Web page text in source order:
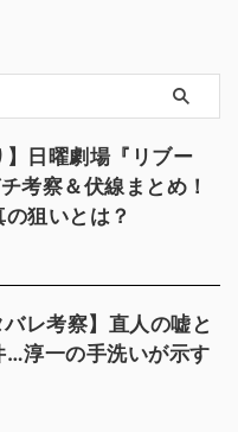
】日曜劇場『リブー
考察＆伏線まとめ！
狙いとは？
バレ考察】直人の嘘と
…淳一の手洗いが示す